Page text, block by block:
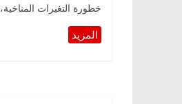
خطورة التغيرات المناخية،